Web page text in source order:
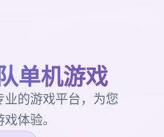
单机游戏
业的游戏平台，为您
体验。